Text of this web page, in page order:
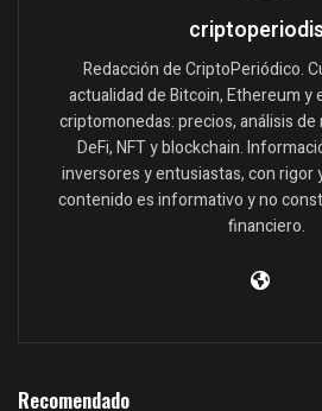
Redacción de CriptoPeriódico.
actualidad de Bitcoin, Ethereum y
criptomonedas: precios, análisis
DeFi, NFT y blockchain.
inversores y entusiastas, con rigor
contenido es informativo y no
financiero.
Recomendado